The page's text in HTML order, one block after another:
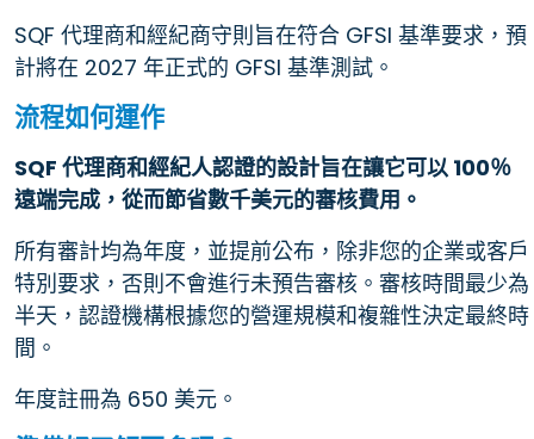
SQF 代理商和經紀商守則旨在符合 GFSI 基準要求，預
計將在 2027 年正式的 GFSI 基準測試。
流程如何運作
SQF 代理商和經紀人認證的設計旨在讓它可以 100％
遠端完成，從而節省數千美元的審核費用。
所有審計均為年度，並提前公布，除非您的企業或客戶
特別要求，否則不會進行未預告審核。審核時間最少為
半天，認證機構根據您的營運規模和複雜性決定最終時
間。
年度註冊為 650 美元。